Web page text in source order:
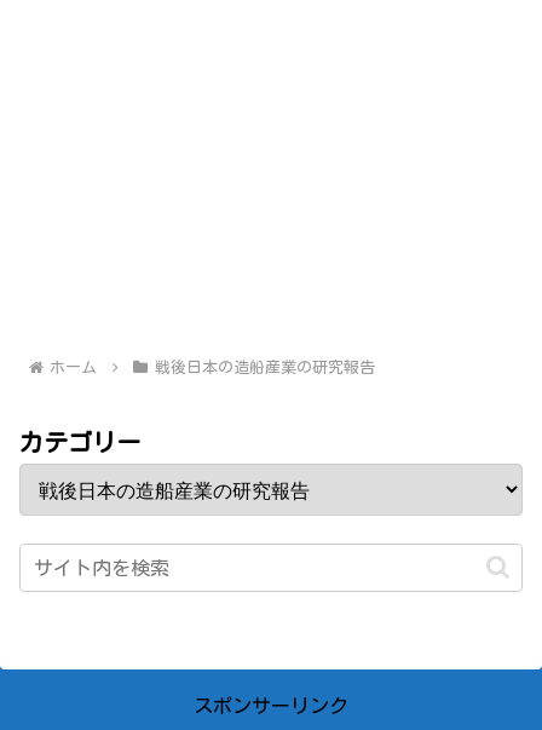
ホーム 戦後日本の造船産業の研究報告
カテゴリー
スポンサーリンク